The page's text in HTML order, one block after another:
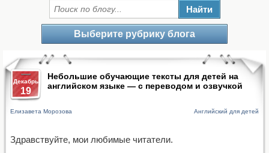
Выберите рубрику блога
Декабрь
19
Небольшие обучающие тексты для детей на
английском языке — с переводом и озвучкой
Елизавета Морозова Английский для детей
Здравствуйте, мои любимые читатели.